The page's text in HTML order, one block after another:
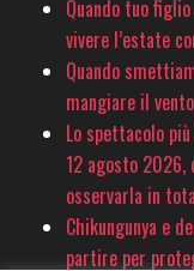
Quando tuo
vivere l’estate
Quando
mangiare il
Lo spettacolo
12 agosto 2026,
osservarla in
Chikungunya e
partire per